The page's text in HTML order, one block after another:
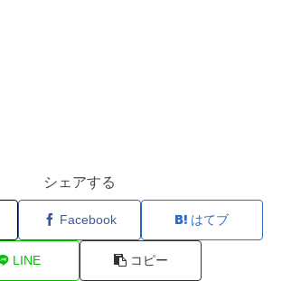
シェアする
Facebook はてブ
LINE コピー